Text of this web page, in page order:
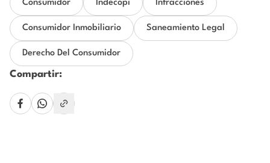
Consumidor Indecopi Infracciones
Consumidor Inmobiliario Saneamiento Legal
Derecho Del Consumidor
Compartir: